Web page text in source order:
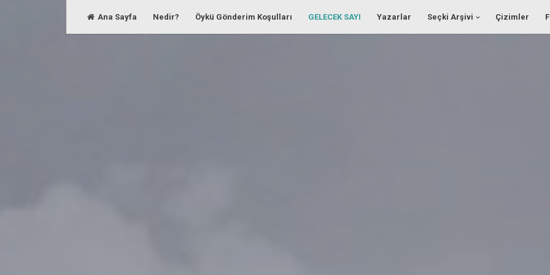
Ana Sayfa Nedir? Öykü Gönderim Koşulları GELECEK SAYI Yazarlar Seçki Arşivi Çizimler